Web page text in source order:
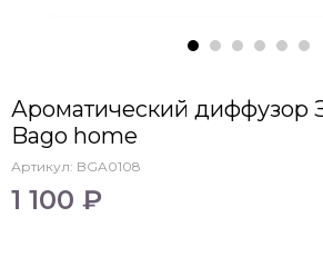
Ароматический диффузор
Bago home
Артикул: BGA0108
1 100 ₽